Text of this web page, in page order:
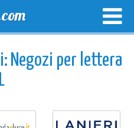
Negozi per lettera
L